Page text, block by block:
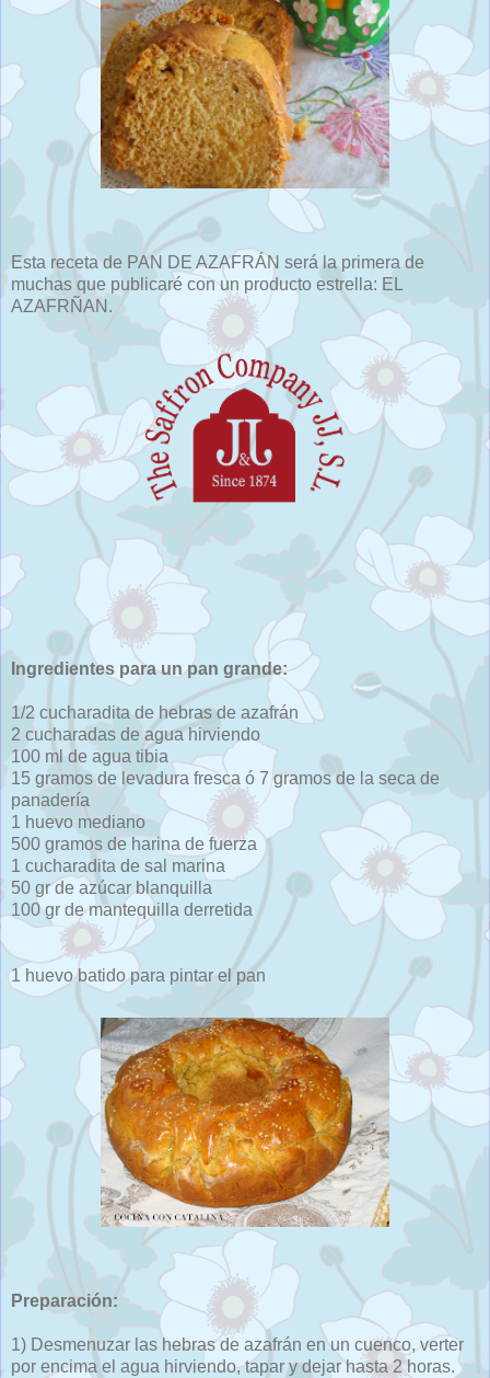
Esta receta de PAN DE AZAFRÁN será la primera de
muchas que publicaré con un producto estrella: EL
AZAFRÑAN.
Ingredientes para un pan grande:
1/2 cucharadita de hebras de azafrán
2 cucharadas de agua hirviendo
100 ml de agua tibia
15 gramos de levadura fresca ó 7 gramos de la seca de
panadería
1 huevo mediano
500 gramos de harina de fuerza
1 cucharadita de sal marina
50 gr de azúcar blanquilla
100 gr de mantequilla derretida
1 huevo batido para pintar el pan
Preparación:
1) Desmenuzar las hebras de azafrán en un cuenco, verter
por encima el agua hirviendo, tapar y dejar hasta 2 horas.